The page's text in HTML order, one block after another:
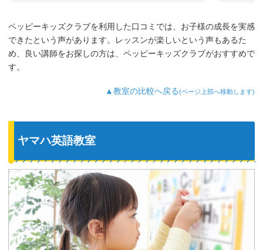
3歳児を飽きさせない充実したレッスンだ
と思います。うちの子は特に歌やダンス
が好きなようで、よく「Hello～♪」と歌
ど、色んなものを英語で教えてくれるよ
うになり、英語が身についてきているの
ペッピーキッズクラブを利用した口コミでは、お子様の成長を実感
できたという声があります。レッスンが楽しいという声もあるた
め、良い講師をお探しの方は、ペッピーキッズクラブがおすすめで
す。
▲教室の比較へ戻る(ページ上部へ移動します)
ヤマハ英語教室